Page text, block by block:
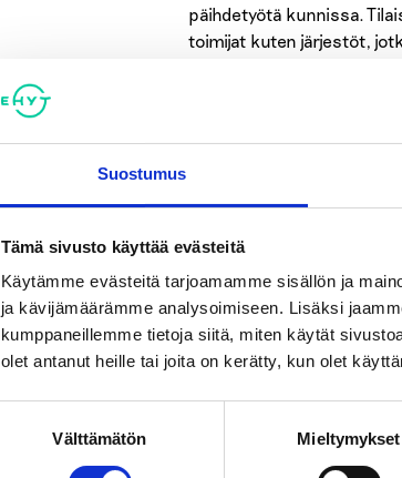
Suostumus
Tämä sivusto käyttää evästeitä
Käytämme evästeitä tarjoamamme sisällön ja
ja kävijämäärämme analysoimiseen. Lisäksi
kumppaneillemme tietoja siitä, miten käytät
olet antanut heille tai joita on kerätty, kun olet
Välttämätön Mieltymykset
päihdetyötä kunnissa.
toimijat kuten järjestöt,
Työpajan tavoitteena on
ideoita kaikkia ikäryhmiä
olemassa olevaa
Teemoina muun muassa:
Kuntalaisten ja
Monialainen ept